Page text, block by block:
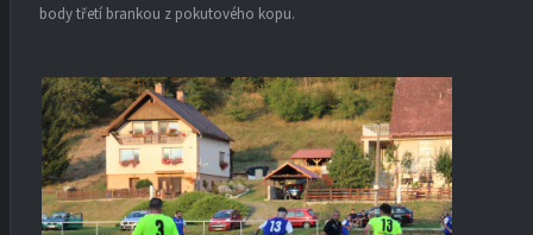
body třetí brankou z pokutového kopu.